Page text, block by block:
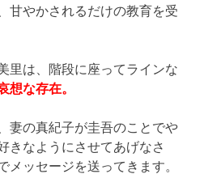
甘やかされるだけの教育を受
里は、階段に座ってラインな
想な存在。
妻の真紀子が圭吾のことでや
きなようにさせてあげなさ
メッセージを送ってきます。